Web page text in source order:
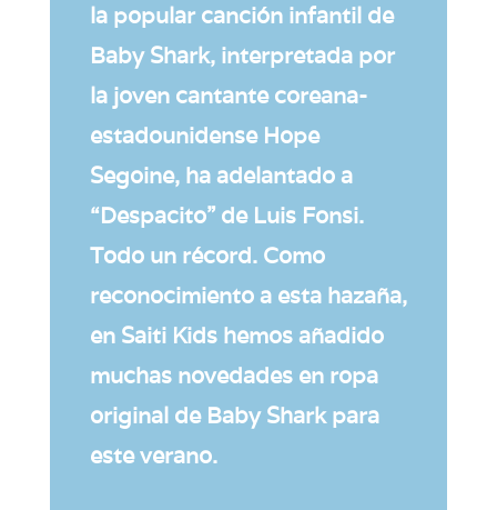
la popular canción infantil de
Baby Shark, interpretada por
la joven cantante coreana-
estadounidense Hope
Segoine, ha adelantado a
“Despacito” de Luis Fonsi.
Todo un récord. Como
reconocimiento a esta hazaña,
en Saiti Kids hemos añadido
muchas novedades en ropa
original de Baby Shark para
este verano.